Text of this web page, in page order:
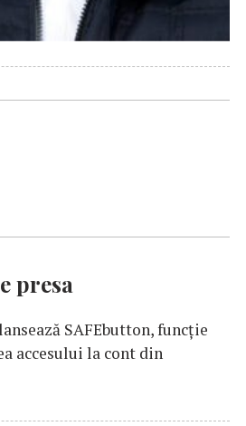
presa
SAFEbutton, funcţie
accesului la cont din